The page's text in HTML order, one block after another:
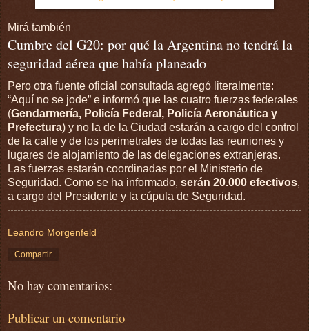
Mirá también
Cumbre del G20: por qué la Argentina no tendrá la
seguridad aérea que había planeado
Pero otra fuente oficial consultada agregó literalmente:
“Aquí no se jode” e informó que las cuatro fuerzas federales
(Gendarmería, Policía Federal, Policía Aeronáutica y
Prefectura) y no la de la Ciudad estarán a cargo del control
de la calle y de los perimetrales de todas las reuniones y
lugares de alojamiento de las delegaciones extranjeras.
Las fuerzas estarán coordinadas por el Ministerio de
Seguridad. Como se ha informado, serán 20.000 efectivos,
a cargo del Presidente y la cúpula de Seguridad.
Leandro Morgenfeld
Compartir
No hay comentarios:
Publicar un comentario